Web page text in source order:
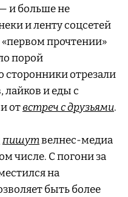
и больше не
и ленту соцсетей
прочтении»
порой
отрезали
лайков и еды с
отвстреч с друзьями.
пишутвелнес-медиа
числе. С погони за
на
быть более